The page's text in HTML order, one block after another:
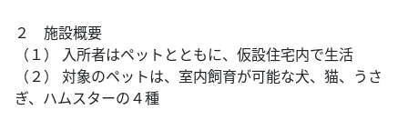
２ 施設概要
（１） 入所者はペットとともに、仮設住宅内で生活
（２） 対象のペットは、室内飼育が可能な犬、猫、うさ
ぎ、ハムスターの４種